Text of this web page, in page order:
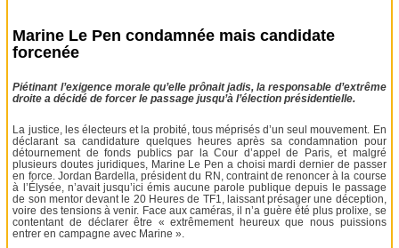
Marine Le Pen condamnée mais candidate
forcenée
Piétinant l’exigence morale qu’elle prônait jadis, la responsable d’extrême
droite a décidé de forcer le passage jusqu’à l’élection présidentielle.
La justice, les électeurs et la probité, tous méprisés d’un seul mouvement. En
déclarant sa candidature quelques heures après sa condamnation pour
détournement de fonds publics par la Cour d’appel de Paris, et malgré
plusieurs doutes juridiques, Marine Le Pen a choisi mardi dernier de passer
en force. Jordan Bardella, président du RN, contraint de renoncer à la course
à l’Élysée, n’avait jusqu’ici émis aucune parole publique depuis le passage
de son mentor devant le 20 Heures de TF1, laissant présager une déception,
voire des tensions à venir. Face aux caméras, il n’a guère été plus prolixe, se
contentant de déclarer être « extrêmement heureux que nous puissions
entrer en campagne avec Marine ».